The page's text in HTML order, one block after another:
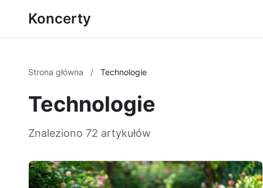
Koncerty
Strona główna / Technologie
Technologie
Znaleziono 72 artykułów